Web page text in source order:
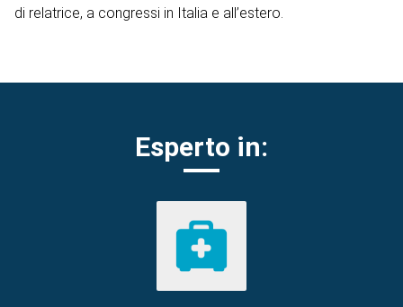
di relatrice, a congressi in Italia e all’estero.
Esperto in: